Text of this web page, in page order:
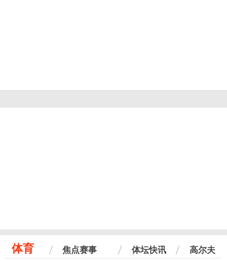
体育 焦点赛事 体坛快讯 高尔夫